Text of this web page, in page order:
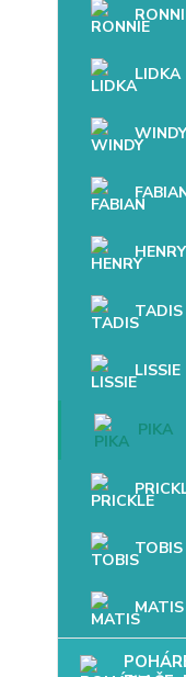
LIDKA
WINDY
HENRY
TADIS
LISSIE
PIKA
TOBIS
MATIS